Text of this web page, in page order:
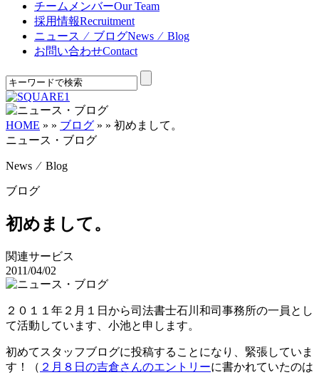
チームメンバーOur Team
採用情報Recruitment
ニュース ⁄ ブログNews ⁄ Blog
お問い合わせContact
HOME » » ブログ » » 初めまして。
ニュース・ブログ
News ⁄ Blog
ブログ
初めまして。
関連サービス
2011/04/02
２０１１年２月１日から司法書士石川和司事務所の一員とし
て活動しています、小池と申します。
初めてスタッフブログに投稿することになり、緊張していま
す！（ ２月８日の吉倉さんのエントリーに書かれていたのは